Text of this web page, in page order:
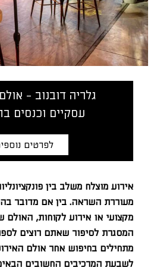
גלריה דובנוב -
עסקיים וכנסים
לפרטים
אירוע מוצלח משלב בין
מעוררת השראה. בין אם מדובר
מקצועי או אירוע לקוחות,
המסגרת לסיפור שאתם רוצים
מתחילים בחיפוש אחר אולם
לשבעת המרכיבים החשובים